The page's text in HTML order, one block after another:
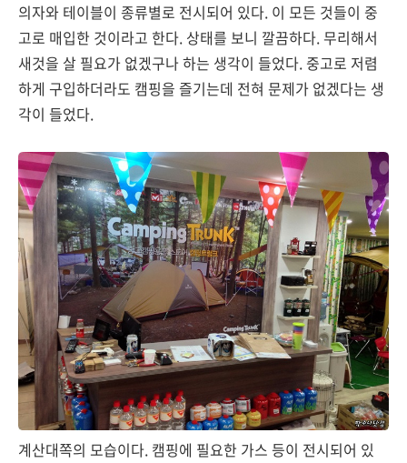
의자와 테이블이 종류별로 전시되어 있다. 이 모든 것들이 중
고로 매입한 것이라고 한다. 상태를 보니 깔끔하다. 무리해서
새것을 살 필요가 없겠구나 하는 생각이 들었다. 중고로 저렴
하게 구입하더라도 캠핑을 즐기는데 전혀 문제가 없겠다는 생
각이 들었다.
계산대쪽의 모습이다. 캠핑에 필요한 가스 등이 전시되어 있